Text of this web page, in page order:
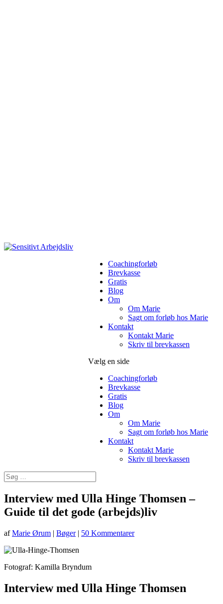
Coachingforløb
Brevkasse
Gratis
Blog
Om
Om Marie
Sagt om forløb hos Marie
Kontakt
Kontakt Marie
Skriv til brevkassen
Vælg en side
Coachingforløb
Brevkasse
Gratis
Blog
Om
Om Marie
Sagt om forløb hos Marie
Kontakt
Kontakt Marie
Skriv til brevkassen
Interview med Ulla Hinge Thomsen –
Guide til det gode (arbejds)liv
afMarie Ørum | Bøger| 50 Kommentarer
Fotograf: Kamilla Bryndum
Interview med Ulla Hinge Thomsen